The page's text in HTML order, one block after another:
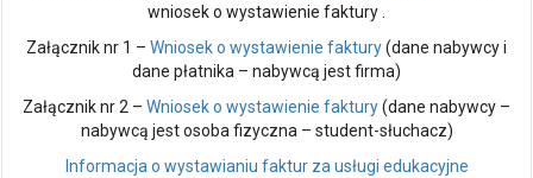
wniosek o wystawienie faktury .
Załącznik nr 1 – Wniosek o wystawienie faktury(dane nabywcy i
dane płatnika – nabywcą jest firma)
Załącznik nr 2 – Wniosek o wystawienie faktury(dane nabywcy –
nabywcą jest osoba fizyczna – student-słuchacz)
Informacja o wystawianiu faktur za usługi edukacyjne